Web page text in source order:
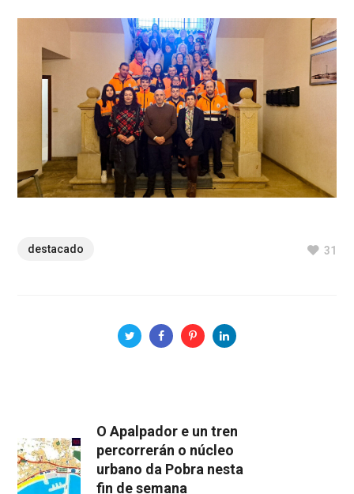
destacado 31
O Apalpador e un tren
percorrerán o núcleo
urbano da Pobra nesta
fin de semana